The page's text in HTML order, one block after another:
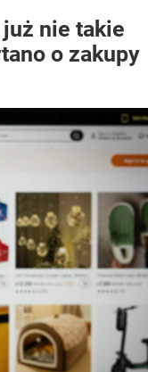
nie takie
o zakupy